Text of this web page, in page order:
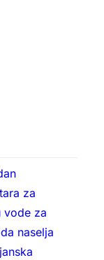
za
vode za
naselja